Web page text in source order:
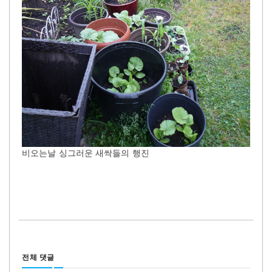
비오는날 싱그러운 새싹들의 행진
전체 댓글